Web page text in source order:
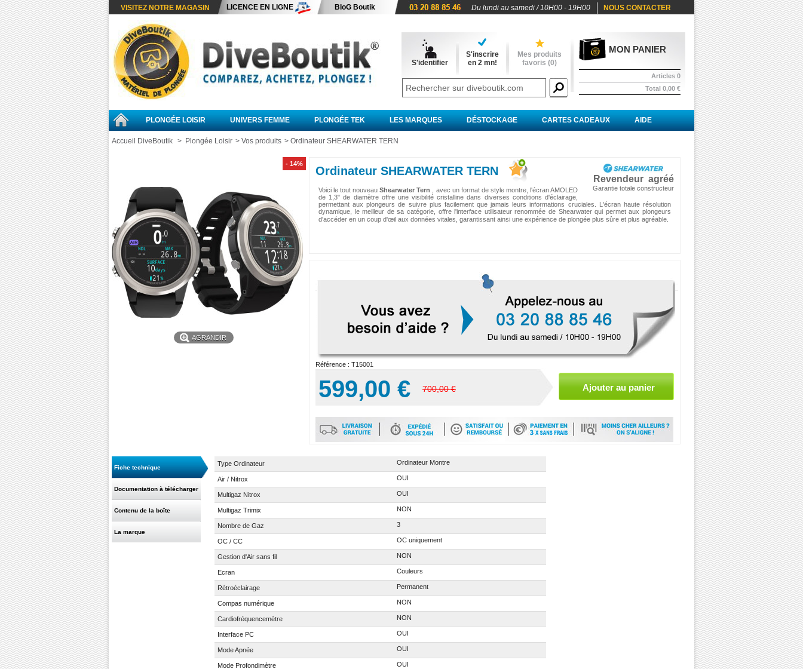
VISITEZ NOTRE MAGASIN LICENCE EN LIGNE BloG Boutik Du lundi au samedi / 10H00 - 19H00 NOUS CONTACTER
S'identifier
S'inscrire
en 2 mn!
Mes produits
favoris (0)
MON PANIER
Articles 0
Total 0,00 €
PLONGÉE LOISIR UNIVERS FEMME PLONGÉE TEK LES MARQUES DÉSTOCKAGE CARTES CADEAUX AIDE
Accueil DiveBoutik > Plongée Loisir > Vos produits > Ordinateur SHEARWATER TERN
AGRANDIR
- 14%
Ordinateur SHEARWATER TERN
Revendeur agréé
Garantie totale constructeur
Voici le toutnouveau Shearwater Tern
, avec un format de style montre, l'écran AMOLED
de 1,3" de diamètre offre une visibilité cristalline dans diverses conditions d'éclairage,
permettant aux plongeurs de suivre plus facilement que jamais leurs informations cruciales. L'écran haute résolution
dynamique, le meilleur de sa catégorie, offre l'interface utilisateur renommée de Shearwater qui permet aux plongeurs
d'accéder en un coup d'œil aux données vitales, garantissant ainsi une expérience de plongée plus sûre et plus agréable.
Référence : T15001
599,00 € 700,00 €
Fiche technique
Documentation à télécharger
Contenu de la boîte
La marque
Type Ordinateur Ordinateur Montre
Air / Nitrox OUI
Multigaz Nitrox OUI
Multigaz Trimix NON
Nombre de Gaz 3
OC / CC OC uniquement
Gestion d'Air sans fil NON
Ecran Couleurs
Rétroéclairage Permanent
Compas numérique NON
Cardiofréquencemètre NON
Interface PC OUI
Mode Apnée OUI
Mode Profondimètre OUI